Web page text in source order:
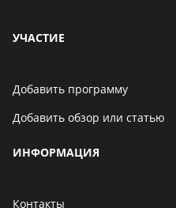
УЧАСТИЕ
Добавить программу
Добавить обзор или статью
ИНФОРМАЦИЯ
Контакты